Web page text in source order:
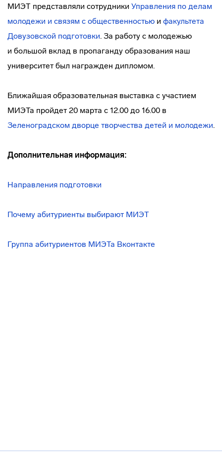
МИЭТ представляли сотрудники Управления по делам
молодежи и связям с общественностью и факультета
Довузовской подготовки. За работу с молодежью
и большой вклад в пропаганду образования наш
университет был награжден дипломом.
Ближайшая образовательная выставка с участием
МИЭТа пройдет 20 марта с 12.00 до 16.00 в
Зеленоградском дворце творчества детей и молодежи.
Дополнительная информация:
Направления подготовки
Почему абитуриенты выбирают МИЭТ
Группа абитуриентов МИЭТа Вконтакте